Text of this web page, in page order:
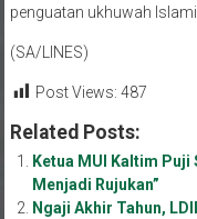
penguatan ukhuwah
(SA/LINES)
Post Views: 487
Related Posts:
Ketua MUI Kaltim
Menjadi Rujukan”
Ngaji Akhir Tahun,